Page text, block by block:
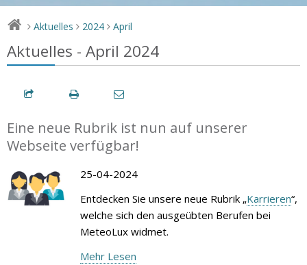
> Aktuelles > 2024 > April
Aktuelles - April 2024
Eine neue Rubrik ist nun auf unserer
Webseite verfügbar!
25-04-2024
Entdecken Sie unsere neue Rubrik „Karrieren“,
welche sich den ausgeübten Berufen bei
MeteoLux widmet.
Mehr Lesen